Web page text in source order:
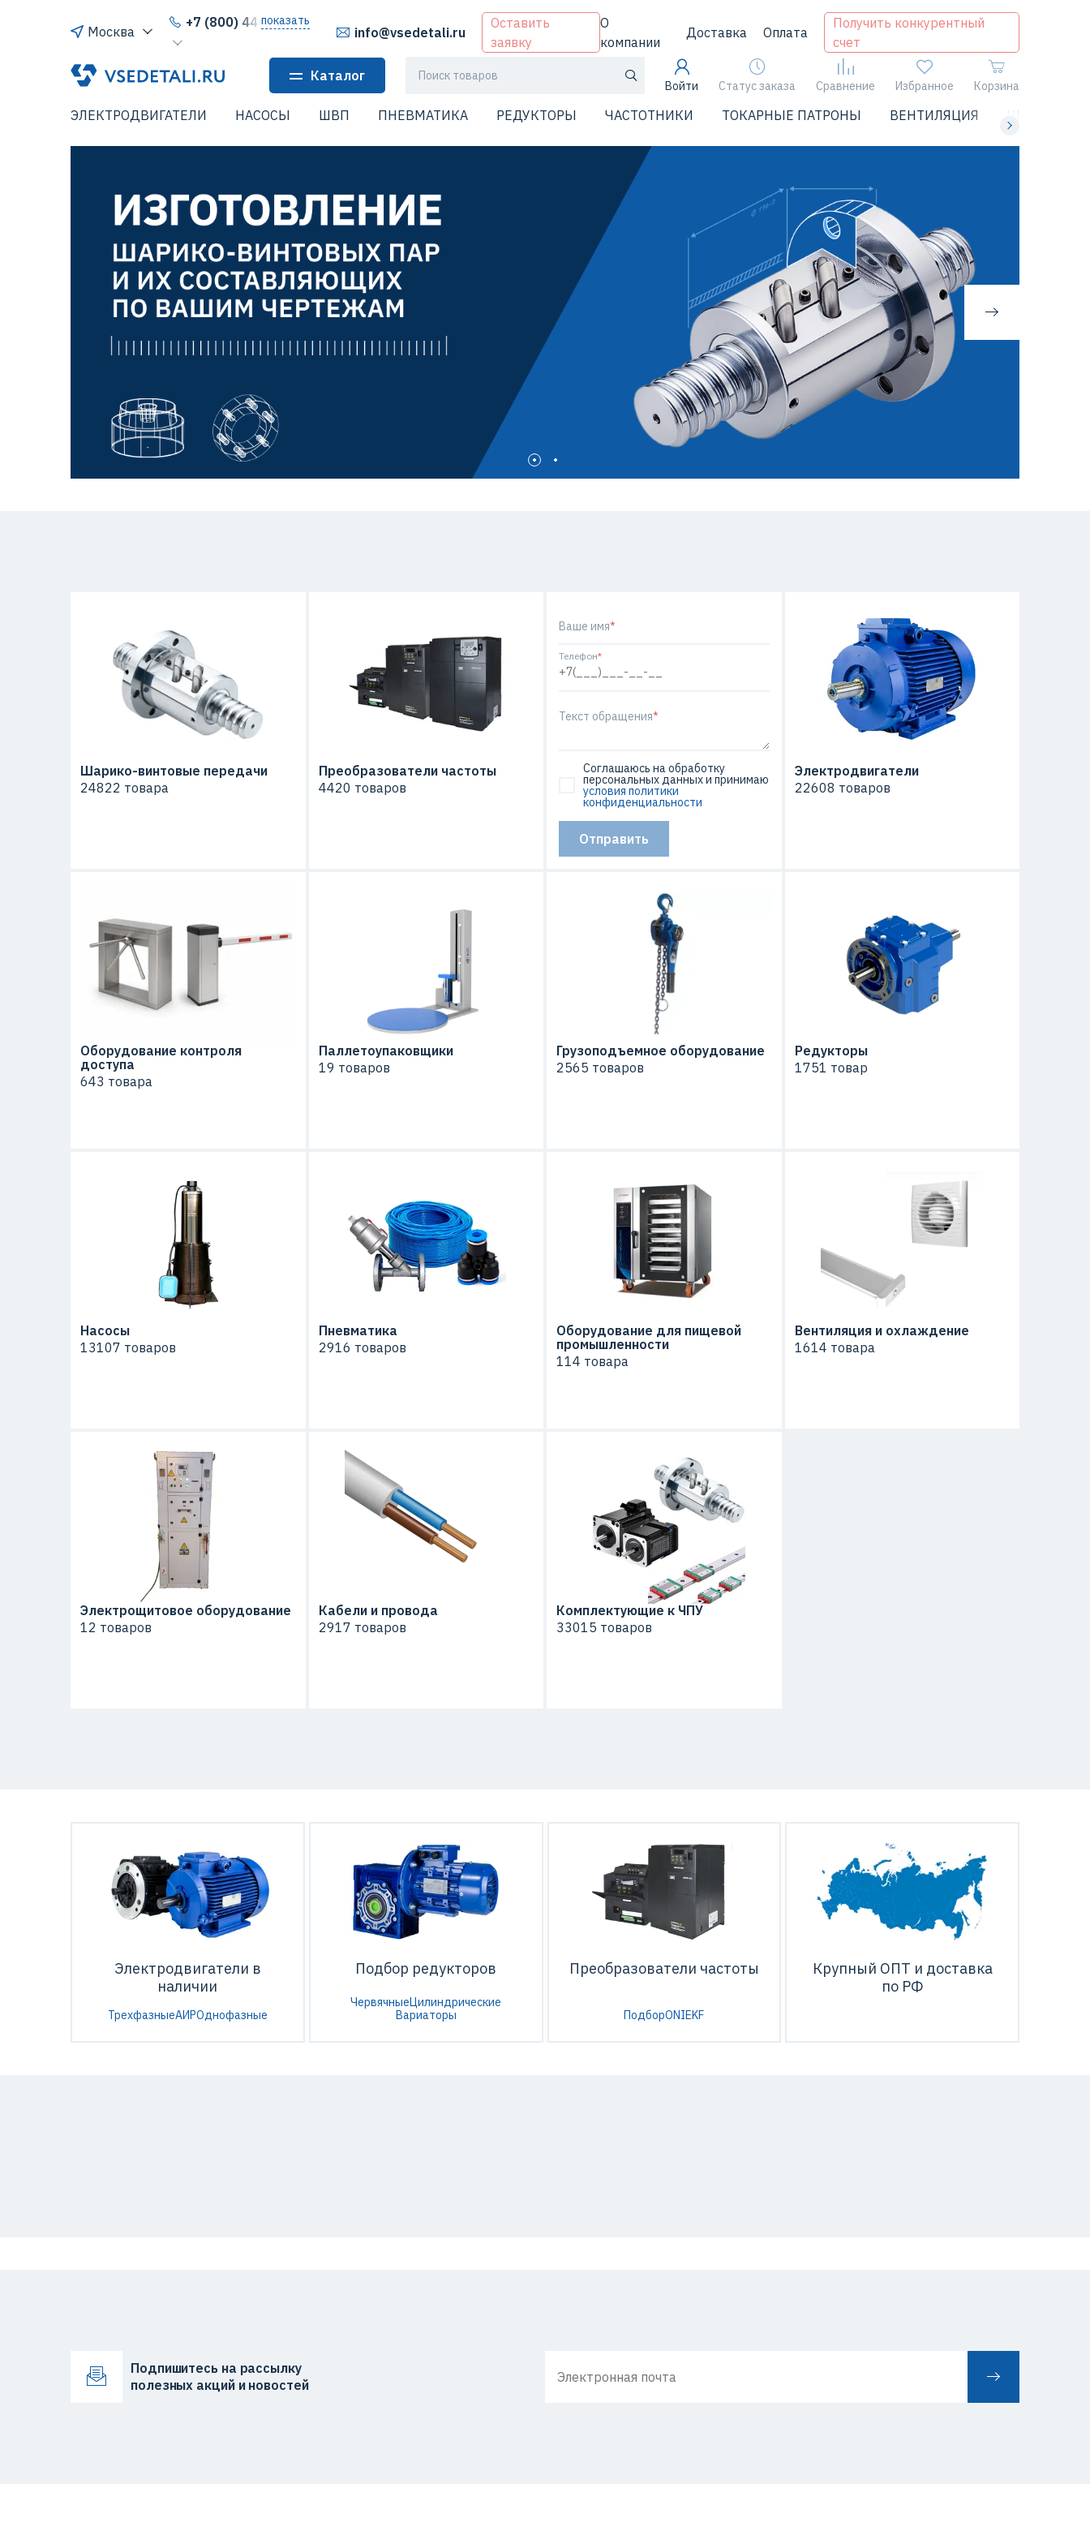
Москва
+7 (800) 444-64-80
показать
info@vsedetali.ru
Оставить
заявку
О
компании
Доставка Оплата
Получить конкурентный
счет
Каталог
Войти Статус заказа Сравнение Избранное Корзина
ЭЛЕКТРОДВИГАТЕЛИ НАСОСЫ ШВП ПНЕВМАТИКА РЕДУКТОРЫ ЧАСТОТНИКИ ТОКАРНЫЕ ПАТРОНЫ ВЕНТИЛЯЦИЯ ЧИЛЛЕРЫ
Шарико-винтовые передачи
24822 товара
Преобразователи частоты
4420 товаров
Электродвигатели
22608 товаров
Оборудование контроля
доступа
643 товара
Паллетоупаковщики
19 товаров
Грузоподъемное оборудование
2565 товаров
Редукторы
1751 товар
Насосы
13107 товаров
Пневматика
2916 товаров
Оборудование для пищевой
промышленности
114 товара
Вентиляция и охлаждение
1614 товара
Электрощитовое оборудование
12 товаров
Кабели и провода
2917 товаров
Комплектующие к ЧПУ
33015 товаров
Ваше имя*
Телефон*
Текст обращения*
Соглашаюсь на обработку
персональных данных и принимаю
условия политики
конфиденциальности
Отправить
Электродвигатели в
наличии
ТрехфазныеАИРОднофазные
Подбор редукторов
ЧервячныеЦилиндрические
Вариаторы
Преобразователи частоты
ПодборONIEKF
Крупный ОПТ и доставка
по РФ
Подпишитесь на рассылку
полезных акций и новостей